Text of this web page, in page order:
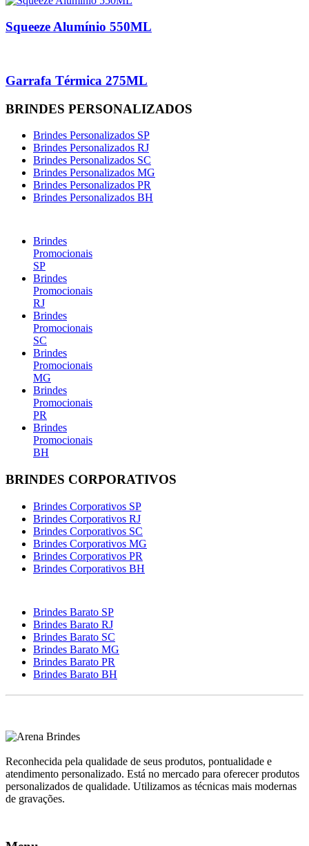
Squeeze Alumínio 550ML
Garrafa Térmica 275ML
BRINDES PERSONALIZADOS
Brindes Personalizados SP
Brindes Personalizados RJ
Brindes Personalizados SC
Brindes Personalizados MG
Brindes Personalizados PR
Brindes Personalizados BH
Brindes
Promocionais
SP
Brindes
Promocionais
RJ
Brindes
Promocionais
SC
Brindes
Promocionais
MG
Brindes
Promocionais
PR
Brindes
Promocionais
BH
BRINDES CORPORATIVOS
Brindes Corporativos SP
Brindes Corporativos RJ
Brindes Corporativos SC
Brindes Corporativos MG
Brindes Corporativos PR
Brindes Corporativos BH
Brindes Barato SP
Brindes Barato RJ
Brindes Barato SC
Brindes Barato MG
Brindes Barato PR
Brindes Barato BH
Reconhecida pela qualidade de seus produtos, pontualidade e
atendimento personalizado. Está no mercado para oferecer produtos
personalizados de qualidade. Utilizamos as técnicas mais modernas
de gravações.